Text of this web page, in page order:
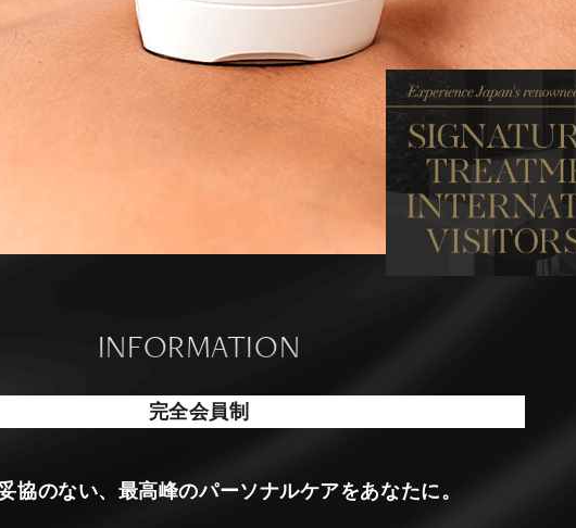
INFORMATION
完全会員制
協のない、最高峰のパーソナルケアをあなたに。